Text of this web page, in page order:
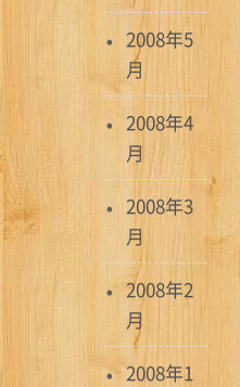
2008年5
月
2008年4
月
2008年3
月
2008年2
月
2008年1